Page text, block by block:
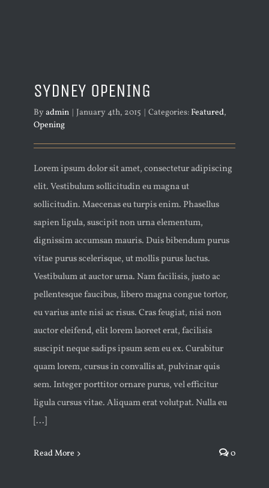
SYDNEY OPENING
By admin | January 4th, 2015 | Categories: Featured,
Opening
Lorem ipsum dolor sit amet, consectetur adipiscing
elit. Vestibulum sollicitudin eu magna ut
sollicitudin. Maecenas eu turpis enim. Phasellus
sapien ligula, suscipit non urna elementum,
dignissim accumsan mauris. Duis bibendum purus
vitae purus scelerisque, ut mollis purus luctus.
Vestibulum at auctor urna. Nam facilisis, justo ac
pellentesque faucibus, libero magna congue tortor,
eu varius ante nisi ac risus. Cras feugiat, nisi non
auctor eleifend, elit lorem laoreet erat, facilisis
suscipit neque sadips ipsum sem eu ex. Curabitur
quam lorem, cursus in convallis at, pulvinar quis
sem. Integer porttitor ornare purus, vel efficitur
ligula cursus vitae. Aliquam erat volutpat. Nulla eu
[...]
Read More 0